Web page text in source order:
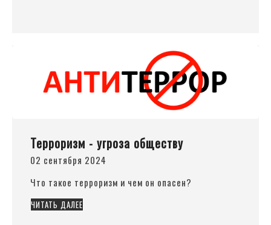
Терроризм - угроза обществу
02 сентября 2024
Что такое терроризм и чем он опасен?
ЧИТАТЬ ДАЛЕЕ